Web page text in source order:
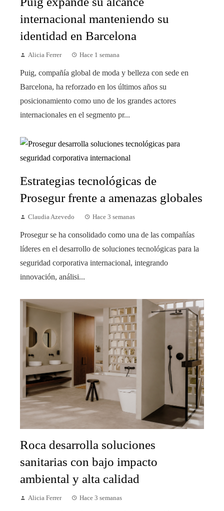
internacional manteniendo su
identidad en Barcelona
Alicia Ferrer Hace 1 semana
Puig, compañía global de moda y belleza con sede en
Barcelona, ha reforzado en los últimos años su
posicionamiento como uno de los grandes actores
internacionales en el segmento pr...
Estrategias tecnológicas de
Prosegur frente a amenazas globales
Claudia Azevedo Hace 3 semanas
Prosegur se ha consolidado como una de las compañías
líderes en el desarrollo de soluciones tecnológicas para la
seguridad corporativa internacional, integrando
innovación, análisi...
Roca desarrolla soluciones
sanitarias con bajo impacto
ambiental y alta calidad
Alicia Ferrer Hace 3 semanas